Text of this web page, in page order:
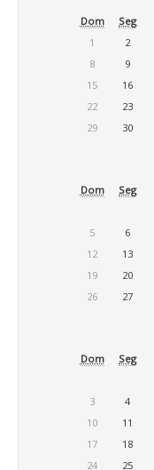
Dom Seg
1
2
8
9
15
16
22
23
29
30
Dom Seg
5
6
12
13
19
20
26
27
Dom Seg
3
4
10
11
17
18
24
25